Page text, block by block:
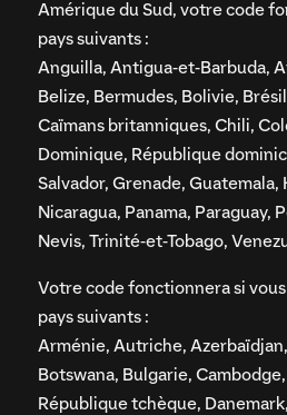
Amérique du Sud, votre code
pays suivants :
Anguilla, Antigua-et-Barbuda,
Belize, Bermudes, Bolivie,
Caïmans britanniques, Chili,
Dominique, République
Salvador, Grenade, Guatemala,
Nicaragua, Panama, Paraguay,
Nevis, Trinité-et-Tobago,
Votre code fonctionnera si
pays suivants :
Arménie, Autriche,
Botswana, Bulgarie,
République tchèque,